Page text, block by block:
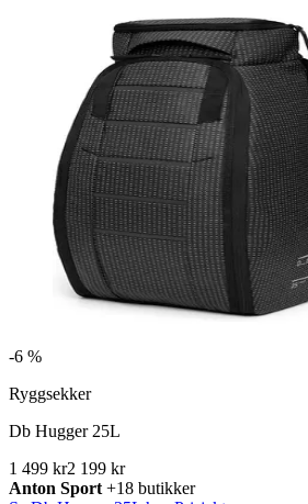
-6 %
Ryggsekker
Db Hugger 25L
1 499 kr2 199 kr
Anton Sport +18 butikker